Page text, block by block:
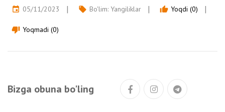
event 05/11/2023 local_offer Bo'lim: Yangiliklar thumb_up Yoqdi (0)
thumb_down Yoqmadi (0)
Bizga obuna bo'ling